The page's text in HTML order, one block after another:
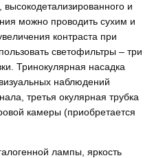
и
можно проводить сухим и
контраста при
светофильтры – три
Тринокулярная насадка
наблюдений
третья окулярная трубка
камеры (приобретается
лампы, яркость